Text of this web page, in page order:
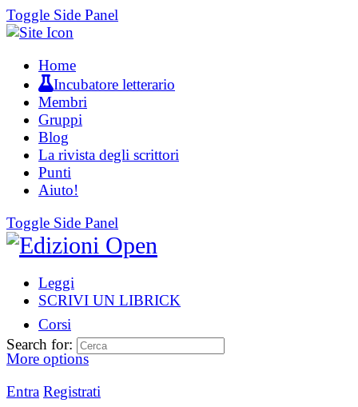
Toggle Side Panel
Home
Incubatore letterario
Membri
Gruppi
Blog
La rivista degli scrittori
Punti
Aiuto!
Toggle Side Panel
Leggi
SCRIVI UN LIBRICK
Corsi
More options
Entra Registrati
Search for: